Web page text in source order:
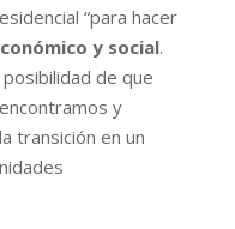
“para hacer
y social.
de que
y
transición en un